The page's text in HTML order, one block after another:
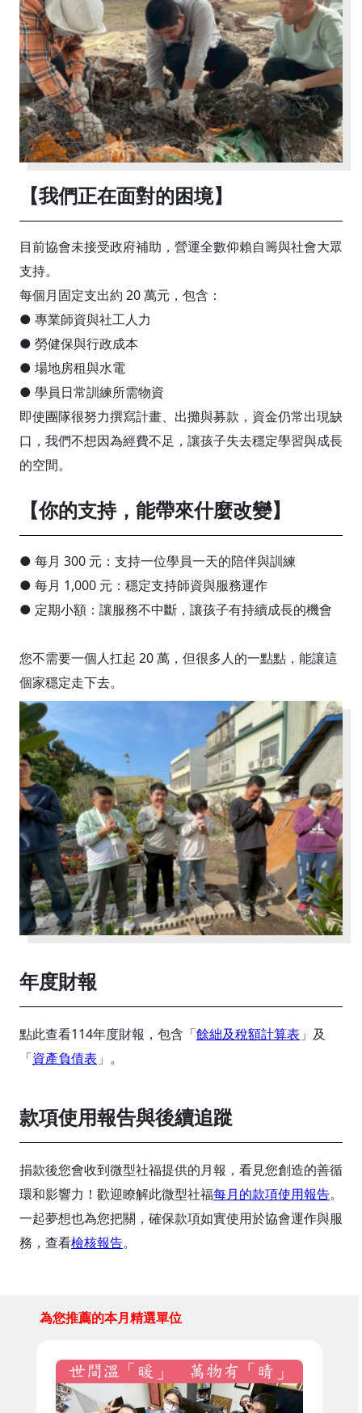
【我們正在面對的困境】
目前協會未接受政府補助，營運全數仰賴自籌與社會大眾
支持。
每個月固定支出約 20 萬元，包含：
● 專業師資與社工人力
● 勞健保與行政成本
● 場地房租與水電
● 學員日常訓練所需物資
即使團隊很努力撰寫計畫、出攤與募款，資金仍常出現缺
口，我們不想因為經費不足，讓孩子失去穩定學習與成長
的空間。
【你的支持，能帶來什麼改變】
● 每月 300 元：支持一位學員一天的陪伴與訓練
● 每月 1,000 元：穩定支持師資與服務運作
● 定期小額：讓服務不中斷，讓孩子有持續成長的機會
您不需要一個人扛起 20 萬，但很多人的一點點，能讓這
個家穩定走下去。
年度財報
點此查看114年度財報，包含「餘絀及稅額計算表 」及
「資產負債表 」。
款項使用報告與後續追蹤
捐款後您會收到微型社福提供的月報，看見您創造的善循
環和影響力！歡迎瞭解此微型社福每月的款項使用報告。
一起夢想也為您把關，確保款項如實使用於協會運作與服
務，查看檢核報告。
為您推薦的本月精選單位